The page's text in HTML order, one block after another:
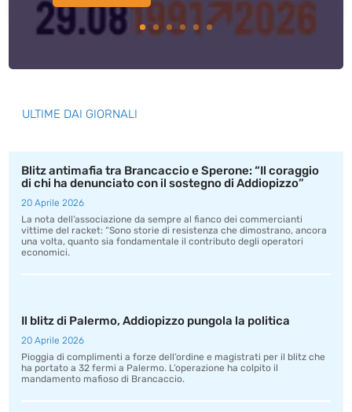
ULTIME DAI GIORNALI
Blitz antimafia tra Brancaccio e Sperone: “Il coraggio
di chi ha denunciato con il sostegno di Addiopizzo”
20 Aprile 2026
La nota dell’associazione da sempre al fianco dei commercianti
vittime del racket: “Sono storie di resistenza che dimostrano, ancora
una volta, quanto sia fondamentale il contributo degli operatori
economici.
Il blitz di Palermo, Addiopizzo pungola la politica
20 Aprile 2026
Pioggia di complimenti a forze dell’ordine e magistrati per il blitz che
ha portato a 32 fermi a Palermo. L’operazione ha colpito il
mandamento mafioso di Brancaccio.